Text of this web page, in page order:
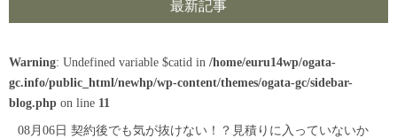
最新記事
Warning: Undefined variable $catid in /home/euru14wp/ogata-
gc.info/public_html/newhp/wp-content/themes/ogata-gc/sidebar-
blog.php on line 11
08月06日 契約後でも気が抜けない！？見積りに入っていないか